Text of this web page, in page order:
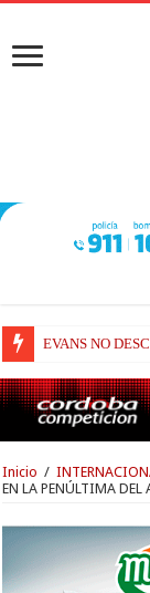
EVANS NO
RAÚL
Inicio /
EN LA PENÚLTIMA DEL